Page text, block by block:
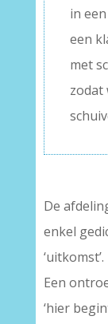
in
een
met
zodat
De
enkel
Een
‘hier